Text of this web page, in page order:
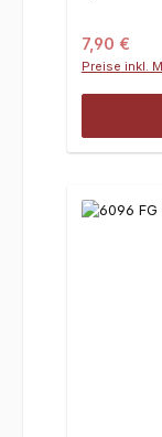
Regulärer
7,90 €
Preise inkl.